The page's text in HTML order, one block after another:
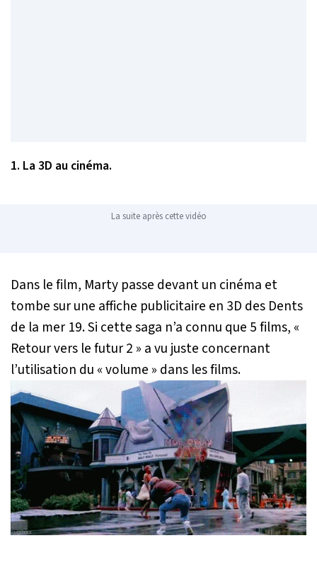
1. La 3D au cinéma.
La suite après cette vidéo
Dans le film, Marty passe devant un cinéma et
tombe sur une affiche publicitaire en 3D des Dents
de la mer 19. Si cette saga n’a connu que 5 films, «
Retour vers le futur 2 » a vu juste concernant
l’utilisation du « volume » dans les films.